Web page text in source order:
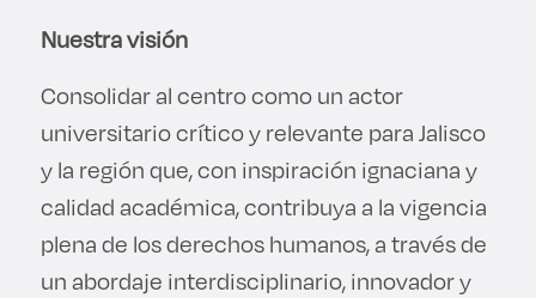
Nuestra visión
Consolidar al centro como un actor
universitario crítico y relevante para Jalisco
y la región que, con inspiración ignaciana y
calidad académica, contribuya a la vigencia
plena de los derechos humanos, a través de
un abordaje interdisciplinario, innovador y